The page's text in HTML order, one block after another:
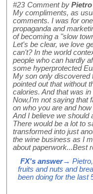
#23 Comment by
My compliments, as
comments. I was for
propaganda and
of becoming a "slow
Let's be clear, we love
can't? In the world
people who can hardly
some hyperprotected
My son only discovered
pointed out that without
calories. And that was
Now,I'm not saying that
on who you are and
And I believe we should
There would be a lot to
transformed into just
the wine business as I
about paperwork...Best
FX's answer→ Pietro,
fruits and nuts and
been doing for the last